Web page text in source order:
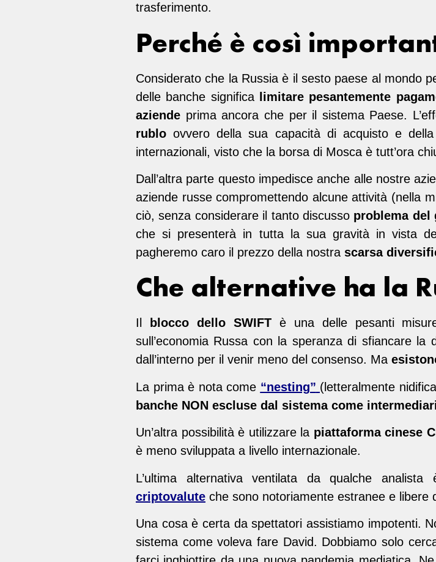
trasferimento.
Perché è così
Considerato che la Russia è il sesto paese al mondo
delle banche significa limitare pesantemente
aziende prima ancora che per il sistema Paese.
rublo ovvero della sua capacità di acquisto e
internazionali, visto che la borsa di Mosca è tutt’ora
Dall’altra parte questo impedisce anche alle nostre
aziende russe compromettendo alcune attività (nella
ciò, senza considerare il tanto discusso problema del
che si presenterà in tutta la sua gravità in vista
pagheremo caro il prezzo della nostra scarsa
Che alternative ha la
Il blocco dello SWIFTè una delle pesanti
sull’economia Russa con la speranza di sfiancare
dall’interno per il venir meno del consenso. Ma
La prima è nota come “nesting” (letteralmente
banche NON escluse dal sistema come
Un’altra possibilità è utilizzare la piattaforma cinese
è meno sviluppata a livello internazionale.
L’ultima alternativa ventilata da qualche
criptovalute che sono notoriamente estranee e libere
Una cosa è certa da spettatori assistiamo impotenti.
sistema come voleva fare David. Dobbiamo solo